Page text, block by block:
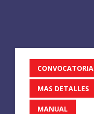
CONVOCATORIA
MAS DETALLES
MANUAL